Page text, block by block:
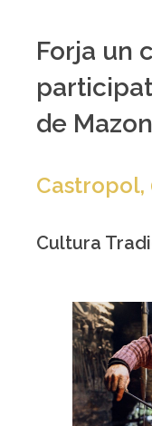
Forja un
de
Castropol,
Cultura